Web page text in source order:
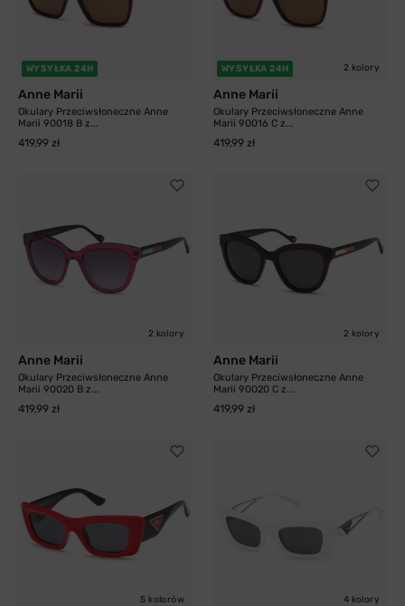
WYSYŁKA 24H
Anne Marii
Okulary Przeciwsłoneczne Anne
Marii 90018 B z...
419,99 zł
WYSYŁKA 24H 2 kolory
Anne Marii
Okulary Przeciwsłoneczne Anne
Marii 90016 C z...
419,99 zł
2 kolory
Anne Marii
Okulary Przeciwsłoneczne Anne
Marii 90020 B z...
419,99 zł
2 kolory
Anne Marii
Okulary Przeciwsłoneczne Anne
Marii 90020 C z...
419,99 zł
5 kolorów 4 kolory